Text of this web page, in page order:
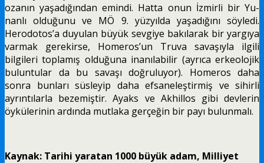
ozanın ya­şadığından emindi. Hatta onun İzmirli bir Yu­
nanlı olduğunu ve MÖ 9. yüzyılda yaşadığını söyledi.
Herodotos’a duyulan büyük sevgiye ba­kılarak bir yargıya
varmak gerekirse, Homeros’­un Truva savaşıyla ilgili
bilgileri toplamış olduğuna inanılabilir (ayrıca erkeolojik
bulun­tular da bu savaşı doğruluyor). Homeros daha
sonra bunları süsleyip daha efsaneleştirmiş ve sihirli
ayrıntılarla bezemiştir. Ayaks ve Akhillos gibi devlerin
öykülerinin ardında mutlaka gerçeğin bir payı bulunmalı.
Kaynak: Tarihi yaratan 1000 büyük adam, Milliyet